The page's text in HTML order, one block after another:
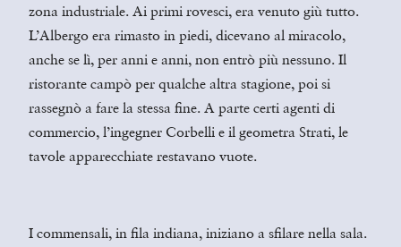
zona industriale. Ai primi rovesci, era venuto giù tutto.
L’Albergo era rimasto in piedi, dicevano al miracolo,
anche se lì, per anni e anni, non entrò più nessuno. Il
ristorante campò per qualche altra stagione, poi si
rassegnò a fare la stessa fine. A parte certi agenti di
commercio, l’ingegner Corbelli e il geometra Strati, le
tavole apparecchiate restavano vuote.
I commensali, in fila indiana, iniziano a sfilare nella sala.